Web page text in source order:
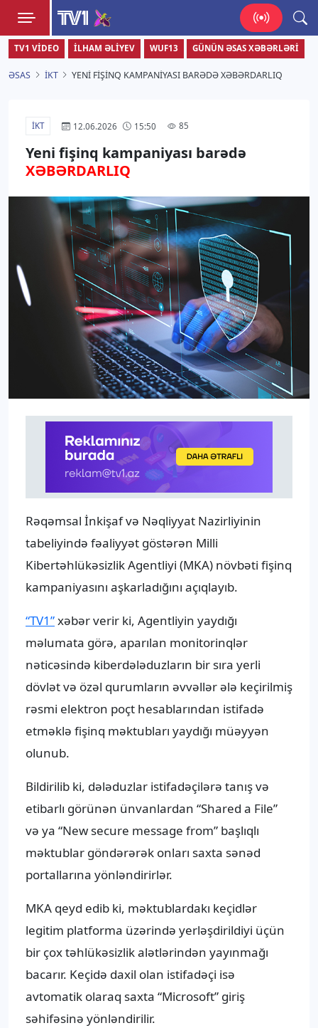
TV1
Zamanı bizimlə yaşa!
TV1 VIDEO İLHAM ƏLIYEV WUF13 GÜNÜN ƏSAS XƏBƏRLƏRI
ƏSAS İKT YENI FIŞINQ KAMPANIYASI BARƏDƏ XƏBƏRDARLIQ
İKT 12.06.2026 15:50 85
Yeni fişinq kampaniyası barədə
XƏBƏRDARLIQ
Rəqəmsal İnkişaf və Nəqliyyat Nazirliyinin
tabeliyində fəaliyyət göstərən Milli
Kibertəhlükəsizlik Agentliyi (MKA) növbəti fişinq
kampaniyasını aşkarladığını açıqlayıb.
“TV1”xəbər verir ki, Agentliyin yaydığı
məlumata görə, aparılan monitorinqlər
nəticəsində kiberdələduzların bir sıra yerli
dövlət və özəl qurumların əvvəllər ələ keçirilmiş
rəsmi elektron poçt hesablarından istifadə
etməklə fişinq məktubları yaydığı müəyyən
olunub.
Bildirilib ki, dələduzlar istifadəçilərə tanış və
etibarlı görünən ünvanlardan “Shared a File”
və ya “New secure message from” başlıqlı
məktublar göndərərək onları saxta sənəd
portallarına yönləndirirlər.
MKA qeyd edib ki, məktublardakı keçidlər
legitim platforma üzərində yerləşdirildiyi üçün
bir çox təhlükəsizlik alətlərindən yayınmağı
bacarır. Keçidə daxil olan istifadəçi isə
avtomatik olaraq saxta “Microsoft” giriş
səhifəsinə yönləndirilir.